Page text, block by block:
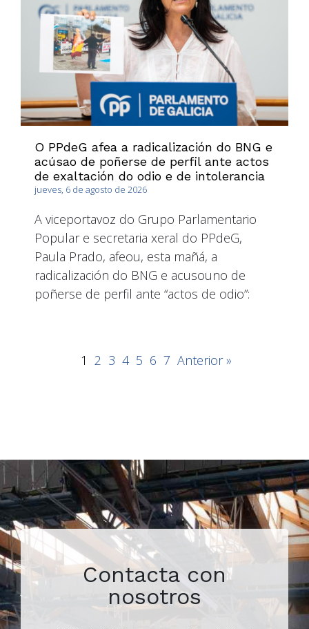
O PPdeG afea a radicalización do BNG e
acúsao de poñerse de perfil ante actos
de exaltación do odio e de intolerancia
jueves, 6 de agosto de 2026
A viceportavoz do Grupo Parlamentario
Popular e secretaria xeral do PPdeG,
Paula Prado, afeou, esta mañá, a
radicalización do BNG e acusouno de
poñerse de perfil ante “actos de odio”:
1 2 3 4 5 6 7 Anterior »
Contacta con
nosotros